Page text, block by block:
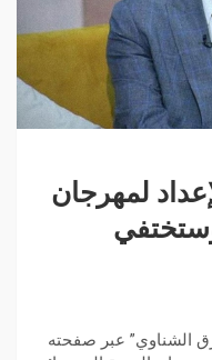
لمهرجان
الشناوي” عبر صفحته